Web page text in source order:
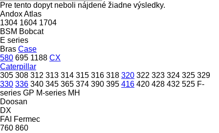
Pre tento dopyt neboli nájdené žiadne výsledky.
AndoxAtlas
1304 1604 1704
BSM Bobcat
E series
Bras Case
580 695 1188 CX
Caterpillar
305 308 312 313 314 315 316 318 320 322 323 324 325 329
330 336 340 345 365 374 390 395 416 420 428 432 525 F-
series GP M-series MH
Doosan
DX
FAI Fermec
760 860